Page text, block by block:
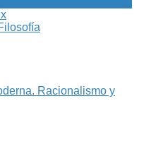
Racionalismo y